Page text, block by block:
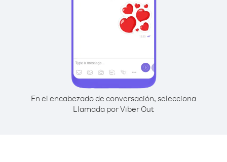
En el encabezado de conversación, selecciona
Llamada por Viber Out